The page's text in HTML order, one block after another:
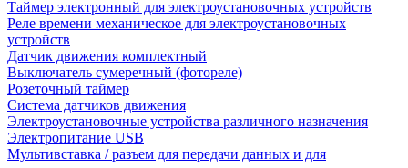
Таймер электронный для электроустановочных устройств
Реле времени механическое для электроустановочных
устройств
Датчик движения комплектный
Выключатель сумеречный (фотореле)
Розеточный таймер
Система датчиков движения
Электроустановочные устройства различного назначения
Электропитание USB
Мультивставка / разъем для передачи данных и для